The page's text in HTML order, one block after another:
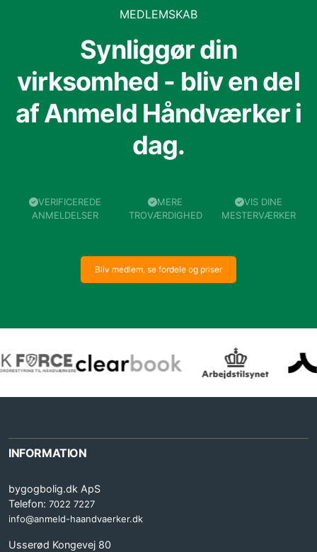
MEDLEMSKAB
Synliggør din
virksomhed - bliv en del
af Anmeld Håndværker i
dag.
VERIFICEREDE
ANMELDELSER
MERE
TROVÆRDIGHED
VIS DINE
MESTERVÆRKER
Bliv medlem, se fordele og priser
INFORMATION
bygogbolig.dk ApS
Telefon: 7022 7227
info@anmeld-haandvaerker.dk
Usserød Kongevej 80